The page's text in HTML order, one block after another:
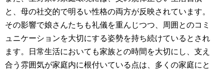
と、母の社交的で明るい性格の両方が反映されています。
その影響で娘さんたちも礼儀を重んじつつ、周囲とのコミ
ュニケーションを大切にする姿勢を持ち続けているとされ
ます。日常生活においても家族との時間を大切にし、支え
合う雰囲気が家庭内に根付いている点は、多くの家庭にと